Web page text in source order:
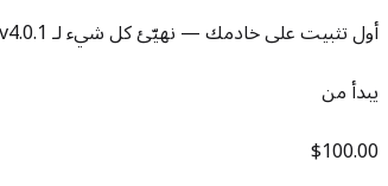
أول تثبيت على خادمك — نهيّئ كل شيء لـ v4.0.1.
يبدأ من
$100.00